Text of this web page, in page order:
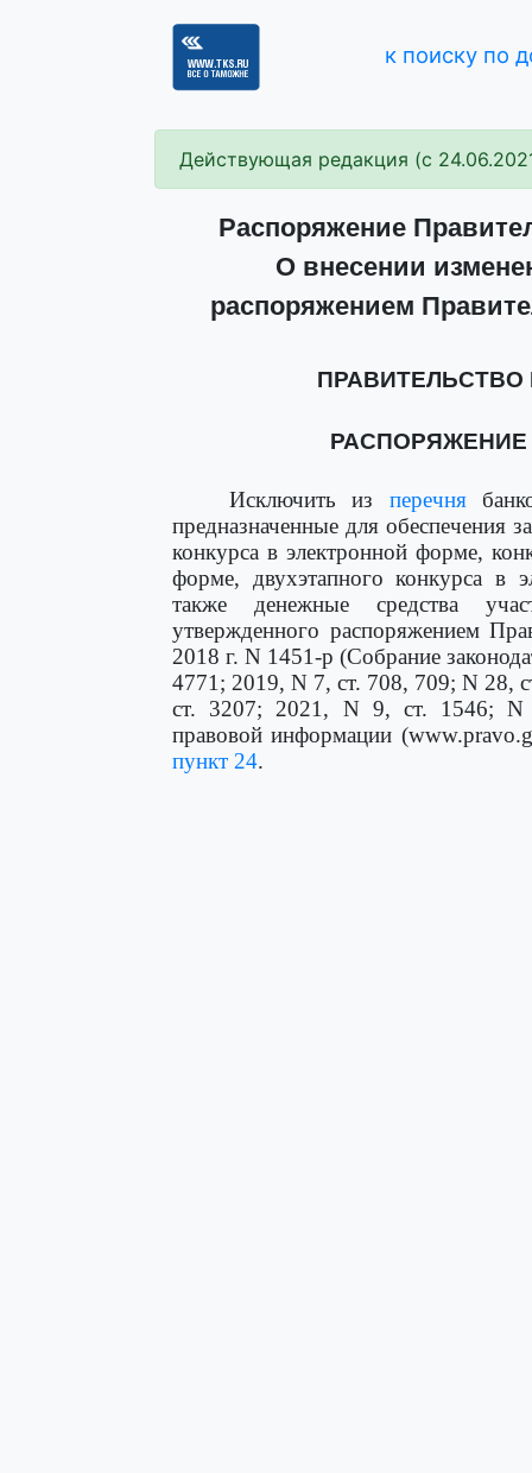
к поиску по
Действующая редакция (с
Распоряжение
О внесении
распоряжением
РАСПОРЯЖЕНИЕ
Исключить из перечня
предназначенные для обеспечения
конкурса в электронной форме,
форме, двухэтапного конкурса в
также денежные средства
утвержденного распоряжением
2018 г. N 1451-р (Собрание
4771; 2019, N 7, ст. 708, 709; N 28,
ст. 3207; 2021, N 9, ст. 1546; N
правовой информации
пункт 24.